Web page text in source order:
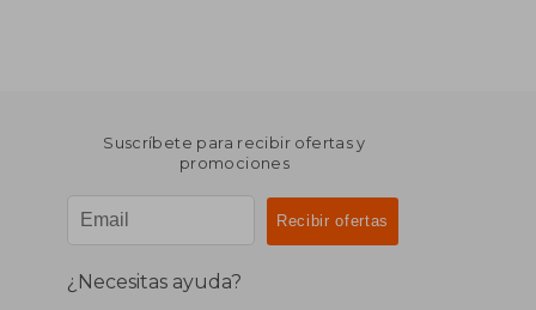
Suscríbete para recibir ofertas y
promociones
¿Necesitas ayuda?